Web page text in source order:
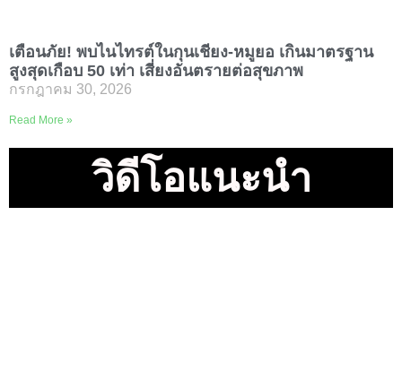
เตือนภัย! พบไนไทรต์ในกุนเชียง-หมูยอ เกินมาตรฐาน
สูงสุดเกือบ 50 เท่า เสี่ยงอันตรายต่อสุขภาพ
กรกฎาคม 30, 2026
Read More »
วิดีโอแนะนำ